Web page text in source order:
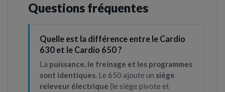
Questions fréquentes
Quelle est la différence entre le Cardio
630 et le Cardio 650 ?
La puissance, le freinage et les programmes
sont identiques. Le 650 ajoute un siège
releveur électrique (le siège pivote et